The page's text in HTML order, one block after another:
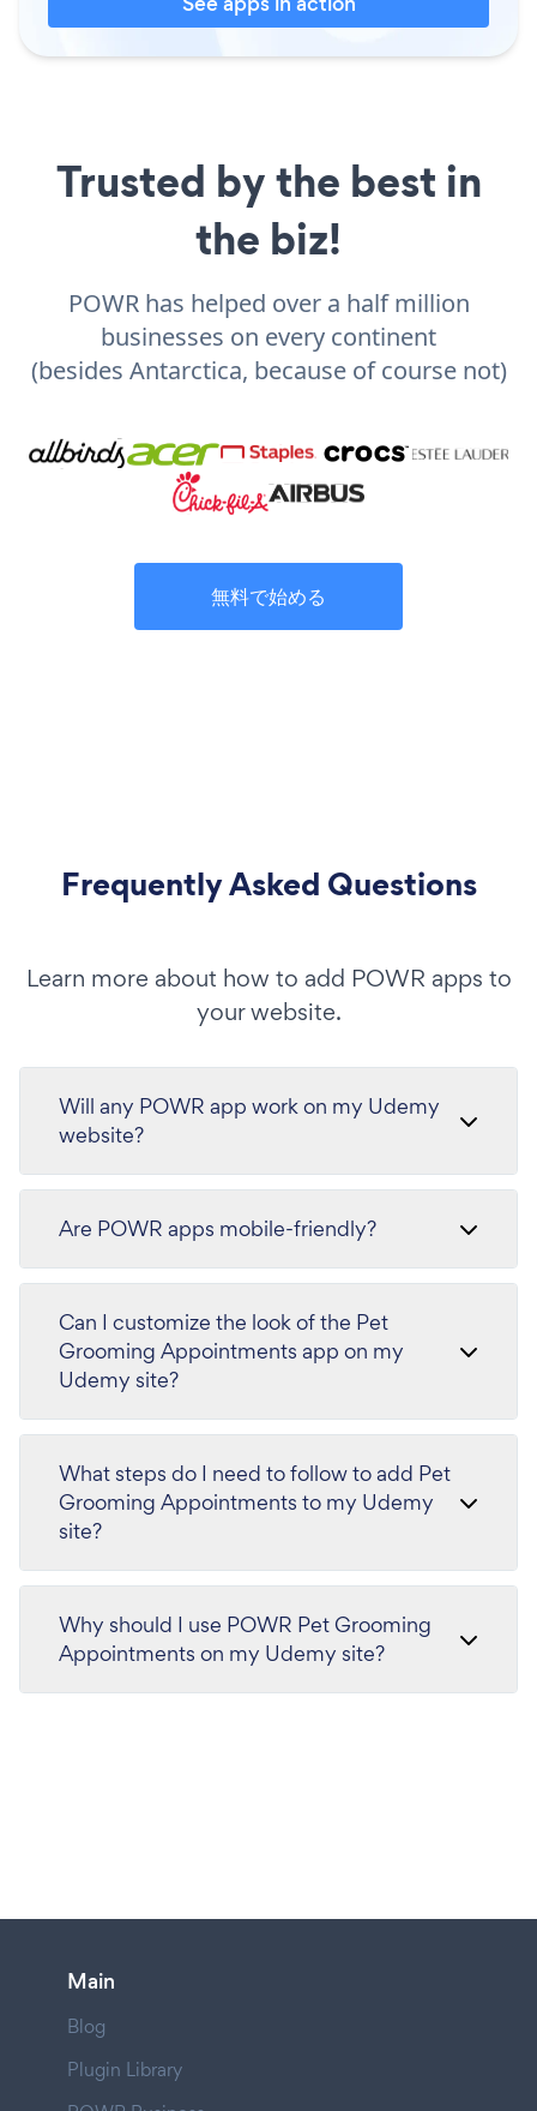
Trusted by the best in
the biz!
POWR has helped over a half million
businesses on every continent
(besides Antarctica, because of course not)
無料で始める
Frequently Asked Questions
Learn more about how to add POWR apps to
your website.
Will any POWR app work on my Udemy
website?
Are POWR apps mobile-friendly?
Can I customize the look of the Pet
Grooming Appointments app on my
Udemy site?
What steps do I need to follow to add Pet
Grooming Appointments to my Udemy
site?
Why should I use POWR Pet Grooming
Appointments on my Udemy site?
Main
Blog
Plugin Library